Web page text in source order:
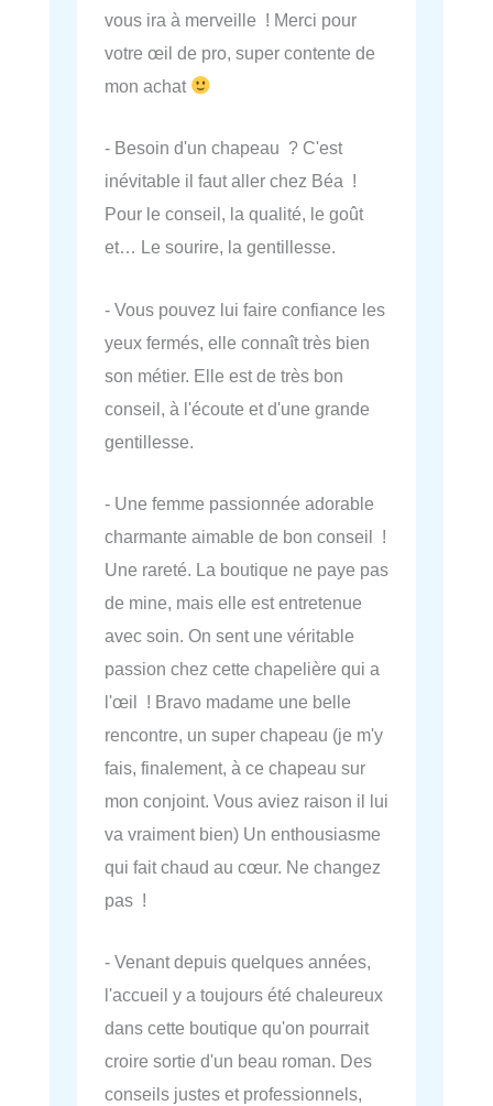
vous ira à merveille ! Merci pour
votre œil de pro, super contente de
mon achat
- Besoin d'un chapeau ? C'est
inévitable il faut aller chez Béa !
Pour le conseil, la qualité, le goût
et… Le sourire, la gentillesse.
- Vous pouvez lui faire confiance les
yeux fermés, elle connaît très bien
son métier. Elle est de très bon
conseil, à l'écoute et d'une grande
gentillesse.
- Une femme passionnée adorable
charmante aimable de bon conseil !
Une rareté. La boutique ne paye pas
de mine, mais elle est entretenue
avec soin. On sent une véritable
passion chez cette chapelière qui a
l'œil ! Bravo madame une belle
rencontre, un super chapeau (je m'y
fais, finalement, à ce chapeau sur
mon conjoint. Vous aviez raison il lui
va vraiment bien) Un enthousiasme
qui fait chaud au cœur. Ne changez
pas !
- Venant depuis quelques années,
l'accueil y a toujours été chaleureux
dans cette boutique qu'on pourrait
croire sortie d'un beau roman. Des
conseils justes et professionnels,